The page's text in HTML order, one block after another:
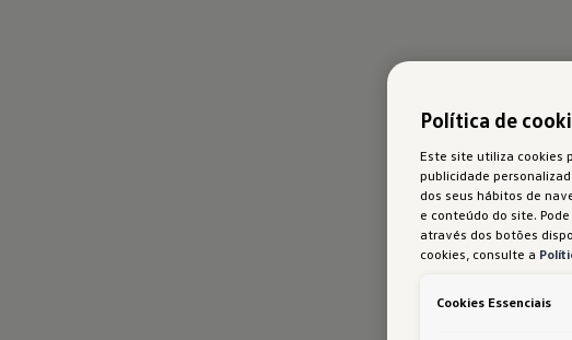
Política de
Este site utiliza cookies
publicidade
dos seus hábitos de
e conteúdo do site.
através dos botões
cookies, consulte a
Cookies Essenciais